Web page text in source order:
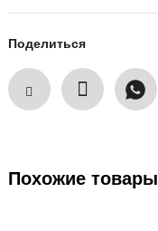
Поделиться
Похожие товары